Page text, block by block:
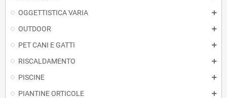
OGGETTISTICA VARIA
OUTDOOR
PET CANI E GATTI
RISCALDAMENTO
PISCINE
PIANTINE ORTICOLE